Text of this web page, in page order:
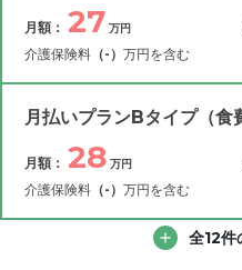
月額： 27 万円
介護保険料 （-） 万円を含む
月額費用
月払いプランBタイプ（食
月額： 28 万円
介護保険料 （-） 万円を含む
入居金全12件